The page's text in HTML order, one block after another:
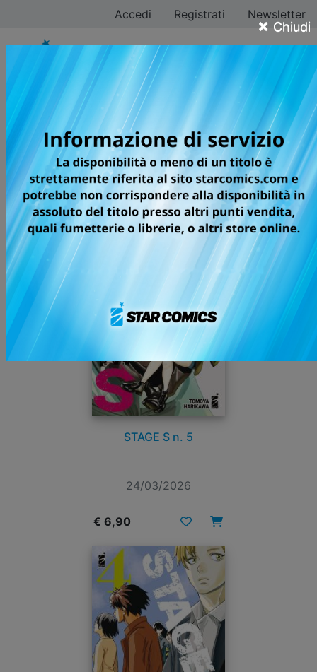
× Chiudi
Accedi Registrati Newsletter
Tomoya Harikawa
Tutti i fumetti
STAGE S n. 5
24/03/2026
€ 6,90